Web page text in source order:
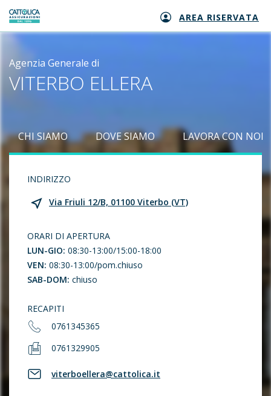
Generali logo AREA RISERVATA
Agenzia Generale di
VITERBO ELLERA
CHI SIAMO DOVE SIAMO LAVORA CON NOI
INDIRIZZO
Via Friuli 12/B, 01100 Viterbo (VT)
ORARI DI APERTURA
LUN-GIO: 08:30-13:00/15:00-18:00
VEN: 08:30-13:00/pom.chiuso
SAB-DOM: chiuso
RECAPITI
0761345365
0761329905
viterboellera@cattolica.it